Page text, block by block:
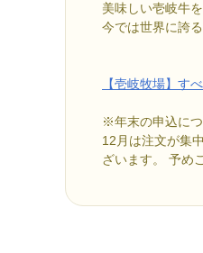
美味しい壱岐牛
今では世界に誇
【壱岐牧場】す
※年末の申込に
12月は注文が集
ざいます。 予め